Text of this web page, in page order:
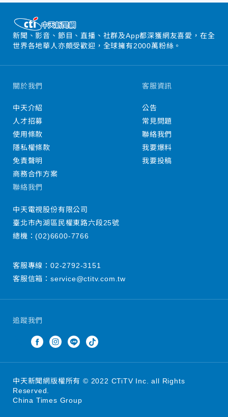
新聞、影音、節目、直播、社群及App都深獲網友喜愛，在全
世界各地華人亦頗受歡迎，全球擁有2000萬粉絲。
追蹤我們
關於我們
中天介紹
人才招募
使用條款
隱私權條款
免責聲明
商務合作方案
客服資訊
公告
常見問題
聯絡我們
我要爆料
我要投稿
聯絡我們
中天電視股份有限公司
臺北市內湖區民權東路六段25號
總機：(02)6600-7766
客服專線： 02-2792-3151
客服信箱： service@ctitv.com.tw
中天新聞網版權所有 © 2022 CTiTV Inc. all Rights
Reserved.
China Times Group